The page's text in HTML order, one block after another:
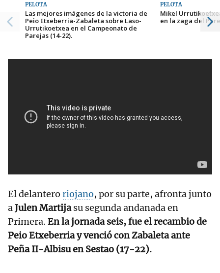
PELOTA
Las mejores imágenes de la victoria de
Peio Etxeberria-Zabaleta sobre Laso-
Urrutikoetxea en el Campeonato de
Parejas (14-22).
PELOTA
Mikel
en la zaga del
El delantero riojano, por su parte, afronta junto
aJulen Martijasu segunda andanada en
Primera. En la jornada seis, fue el recambio de
Peio Etxeberria y venció con Zabaleta ante
Peña II-Albisu en Sestao (17-22).